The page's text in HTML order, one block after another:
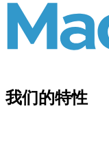
我们的特性